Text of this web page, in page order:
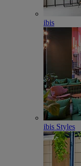
ibis
ibis Styles